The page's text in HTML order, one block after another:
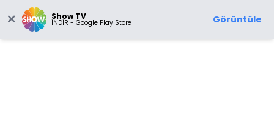
Show TV
İNDİR - Google Play Store Görüntüle